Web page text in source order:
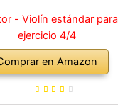
- Violín estándar para
ejercicio 4/4
en Amazon